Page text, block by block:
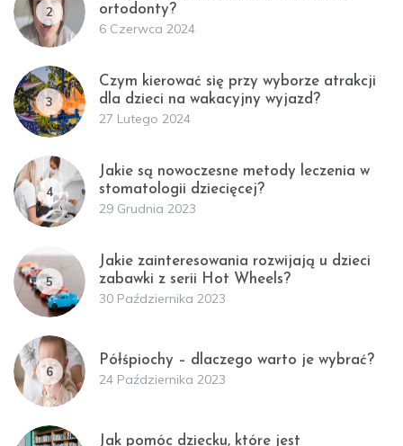
2
ortodonty?
6 Czerwca 2024
3
Czym kierować się przy wyborze atrakcji
dla dzieci na wakacyjny wyjazd?
27 Lutego 2024
4
Jakie są nowoczesne metody leczenia w
stomatologii dziecięcej?
29 Grudnia 2023
5
Jakie zainteresowania rozwijają u dzieci
zabawki z serii Hot Wheels?
30 Października 2023
6
Półśpiochy – dlaczego warto je wybrać?
24 Października 2023
Jak pomóc dziecku, które jest